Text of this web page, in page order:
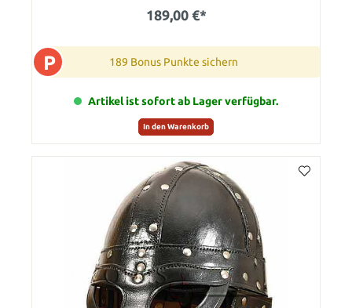
189,00 €*
P 189 Bonus Punkte sichern
Artikel ist sofort ab Lager verfügbar.
In den Warenkorb